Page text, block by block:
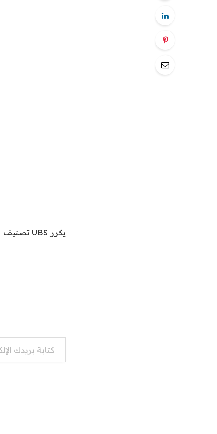
يكرر UBS تصنيف سهم NextEra Energy مشيرًا إلى الثقة في التنفيذ
كتابة بريدك الإلكتروني...